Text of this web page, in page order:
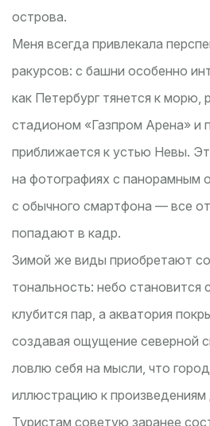
острова.
Меня всегда привлекала
ракурсов: с башни особенно
как Петербург тянется к морю,
стадионом «Газпром Арена» и
приближается к устью Невы.
на фотографиях с панорамным
с обычного смартфона — все
попадают в кадр.
Зимой же виды приобретают
тональность: небо становится
клубится пар, а акватория
создавая ощущение северной
ловлю себя на мысли, что
иллюстрацию к произведениям
Туристам советую заранее